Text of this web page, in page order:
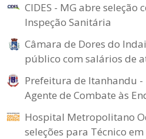
CIDES - MG abre seleção
Inspeção Sanitária
Câmara de Dores do
público com salários de
Prefeitura de Itanhandu -
Agente de Combate às
Hospital Metropolitano
seleções para Técnico